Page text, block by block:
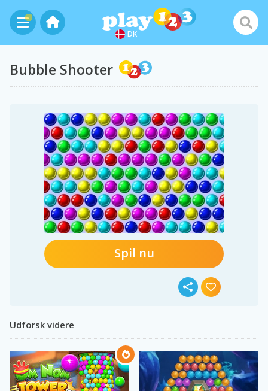
DK
Bubble Shooter
Spil nu
Udforsk videre